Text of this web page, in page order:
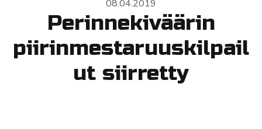
08.04.2019
Perinnekiväärin
piirinmestaruuskilpail
ut siirretty